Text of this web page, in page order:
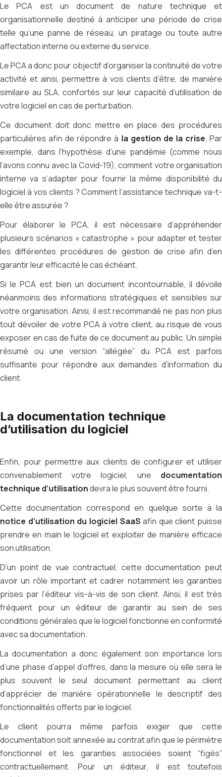
Le PCA est un document de nature technique et
organisationnelle destiné à anticiper une période de crise
telle qu’une panne de réseau, un piratage ou toute autre
affectation interne ou externe du service.
Le PCA a donc pour objectif d’organiser la continuité de votre
activité et ainsi, permettre à vos clients d’être, de manière
similaire au SLA, confortés sur leur capacité d’utilisation de
votre logiciel en cas de perturbation.
Ce document doit donc mettre en place des procédures
particulières afin de répondre à la gestion de la crise. Par
exemple, dans l’hypothèse d’une pandémie (comme nous
l’avons connu avec la Covid-19), comment votre organisation
interne va s’adapter pour fournir la même disponibilité du
logiciel à vos clients ? Comment l’assistance technique va-t-
elle être assurée ?
Pour élaborer le PCA, il est nécessaire d’appréhender
plusieurs scénarios « catastrophe » pour adapter et tester
les différentes procédures de gestion de crise afin d’en
garantir leur efficacité le cas échéant.
Si le PCA est bien un document incontournable, il dévoile
néanmoins des informations stratégiques et sensibles sur
votre organisation. Ainsi, il est recommandé ne pas non plus
tout dévoiler de votre PCA à votre client, au risque de vous
exposer en cas de fuite de ce document au public. Un simple
résumé ou une version “allégée” du PCA est parfois
suffisante pour répondre aux demandes d’information du
client.
La documentation technique
d’utilisation du logiciel
Enfin, pour permettre aux clients de configurer et utiliser
convenablement votre logiciel, une documentation
technique d’utilisationdevra le plus souvent être fourni.
Cette documentation correspond en quelque sorte à la
notice d’utilisation du logiciel SaaS afin que client puisse
prendre en main le logiciel et exploiter de manière efficace
son utilisation.
D’un point de vue contractuel, cette documentation peut
avoir un rôle important et cadrer notamment les garanties
prises par l’éditeur vis-à-vis de son client. Ainsi, il est très
fréquent pour un éditeur de garantir au sein de ses
conditions générales que le logiciel fonctionne en conformité
avec sa documentation.
La documentation a donc également son importance lors
d’une phase d’appel d’offres, dans la mesure où elle sera le
plus souvent le seul document permettant au client
d’apprécier de manière opérationnelle le descriptif des
fonctionnalités offerts par le logiciel.
Le client pourra même parfois exiger que cette
documentation soit annexée au contrat afin que le périmètre
fonctionnel et les garanties associées soient “figés”
contractuellement. Pour un éditeur, il est toutefois